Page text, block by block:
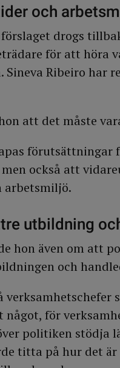
och
drogs
för att höra
Ribeiro har
att det måste
också att
arbetsmiljö.
utbildning
hon även om att
och
verksamhetschefer
något, för
politiken stödja
titta på hur det